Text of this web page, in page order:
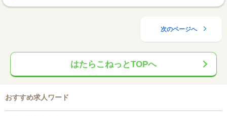
次のページへ
はたらこねっとTOPへ
おすすめ求人ワード